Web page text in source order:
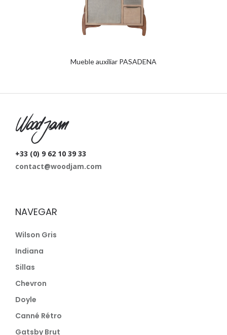
Mueble auxiliar PASADENA
W
+33 (0) 9 62 10 39 33
contact@woodjam.com
NAVEGAR
Wilson Gris
Indiana
Sillas
Chevron
Doyle
Canné Rétro
Gatsby Brut